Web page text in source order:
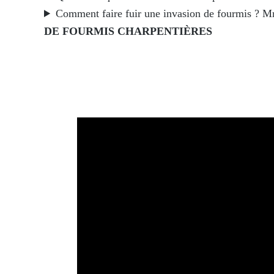
Comment faire fuir une invasion de fourmis ?
DE FOURMIS CHARPENTIÈRES